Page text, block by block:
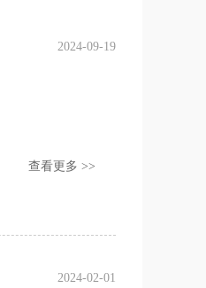
2024-09-19
查看更多 >>
2024-02-01